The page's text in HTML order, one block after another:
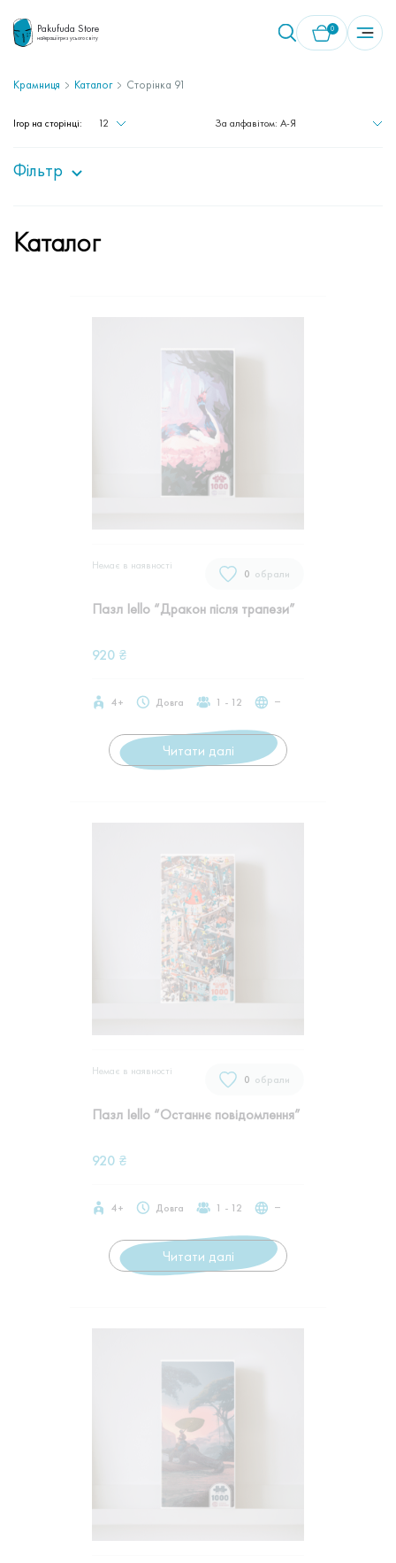
Pakufuda Store
найкращі ігри з усього світу
0
Крамниця Каталог Сторінка 91
Ігор на сторінці: 12 За алфавітом: A-Я
Фільтр
Каталог
обрали
0
Немає в наявностi
Пазл Iello “Дракон після трапези”
920 ₴
4+ Довга 1 - 12 ‒
Читати далі
обрали
0
Немає в наявностi
Пазл Iello “Останнє повідомлення”
920 ₴
4+ Довга 1 - 12 ‒
Читати далі